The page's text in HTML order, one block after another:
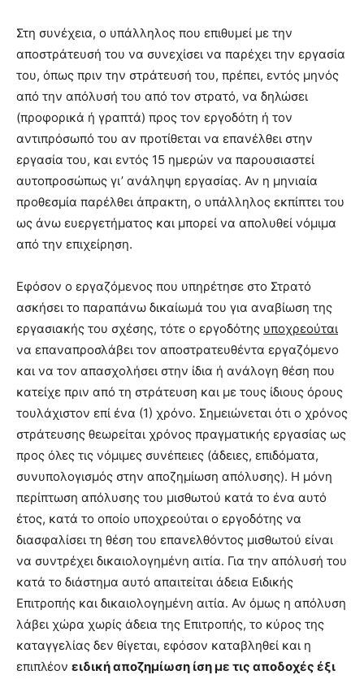
Στη συνέχεια, ο υπάλληλος που επιθυμεί με την
αποστράτευσή του να συνεχίσει να παρέχει την εργασία
του, όπως πριν την στράτευσή του, πρέπει, εντός μηνός
από την απόλυσή του από τον στρατό, να δηλώσει
(προφορικά ή γραπτά) προς τον εργοδότη ή τον
αντιπρόσωπό του αν προτίθεται να επανέλθει στην
εργασία του, και εντός 15 ημερών να παρουσιαστεί
αυτοπροσώπως γι’ ανάληψη εργασίας. Αν η μηνιαία
προθεσμία παρέλθει άπρακτη, ο υπάλληλος εκπίπτει του
ως άνω ευεργετήματος και μπορεί να απολυθεί νόμιμα
από την επιχείρηση.
Εφόσον ο εργαζόμενος που υπηρέτησε στο Στρατό
ασκήσει το παραπάνω δικαίωμά του για αναβίωση της
εργασιακής του σχέσης, τότε ο εργοδότης υποχρεούται
να επαναπροσλάβει τον αποστρατευθέντα εργαζόμενο
και να τον απασχολήσει στην ίδια ή ανάλογη θέση που
κατείχε πριν από τη στράτευση και με τους ίδιους όρους
τουλάχιστον επί ένα (1) χρόνο. Σημειώνεται ότι ο χρόνος
στράτευσης θεωρείται χρόνος πραγματικής εργασίας ως
προς όλες τις νόμιμες συνέπειες (άδειες, επιδόματα,
συνυπολογισμός στην αποζημίωση απόλυσης). Η μόνη
περίπτωση απόλυσης του μισθωτού κατά το ένα αυτό
έτος, κατά το οποίο υποχρεούται ο εργοδότης να
διασφαλίσει τη θέση του επανελθόντος μισθωτού είναι
να συντρέχει δικαιολογημένη αιτία. Για την απόλυσή του
κατά το διάστημα αυτό απαιτείται άδεια Ειδικής
Επιτροπής και δικαιολογημένη αιτία. Αν όμως η απόλυση
λάβει χώρα χωρίς άδεια της Επιτροπής, το κύρος της
καταγγελίας δεν θίγεται, εφόσον καταβληθεί και η
επιπλέον ειδική αποζημίωση ίση με τις αποδοχές έξι